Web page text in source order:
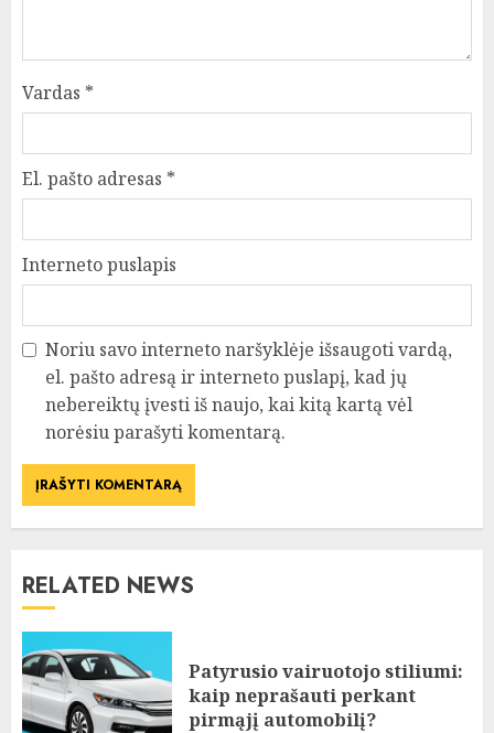
Vardas *
El. pašto adresas *
Interneto puslapis
Noriu savo interneto naršyklėje išsaugoti vardą,
el. pašto adresą ir interneto puslapį, kad jų
nebereiktų įvesti iš naujo, kai kitą kartą vėl
norėsiu parašyti komentarą.
RELATED NEWS
Patyrusio vairuotojo stiliumi:
kaip neprašauti perkant
pirmąjį automobilį?